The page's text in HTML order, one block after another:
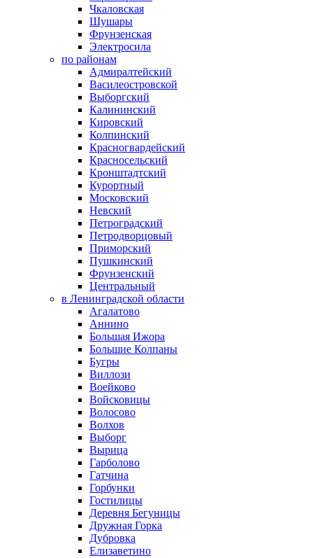
Чкаловская
Шушары
Фрунзенская
Электросила
по районам
Адмиралтейский
Василеостровской
Выборгский
Калининский
Кировский
Колпинский
Красногвардейский
Красносельский
Кронштадтский
Курортный
Московский
Невский
Петроградский
Петродворцовый
Приморский
Пушкинский
Фрунзенский
Центральный
в Ленинградской области
Агалатово
Аннино
Большая Ижора
Большие Колпаны
Бугры
Виллози
Воейково
Войсковицы
Волосово
Волхов
Выборг
Вырица
Гарболово
Гатчина
Горбунки
Гостилицы
Деревня Бегуницы
Дружная Горка
Дубровка
Елизаветино